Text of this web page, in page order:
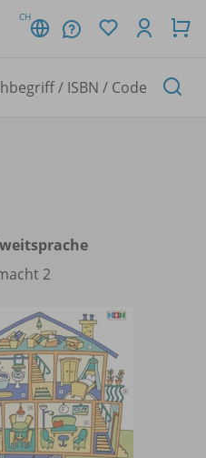
CH
2